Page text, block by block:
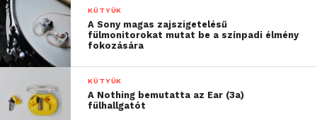
KÜTYÜK
A Sony magas zajszigetelésű
fülmonitorokat mutat be a színpadi élmény
fokozására
KÜTYÜK
A Nothing bemutatta az Ear (3a)
fülhallgatót